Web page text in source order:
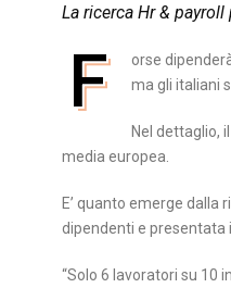
La ricerca Hr &
F orse
ma gli italiani
Nel dettaglio,
media europea.
E’ quanto emerge dalla
dipendenti e presentata
“Solo 6 lavoratori su 10